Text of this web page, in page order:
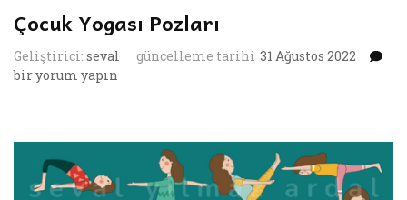
Çocuk Yogası Pozları
Geliştirici: seval güncelleme tarihi 31 Ağustos 2022
bir yorum yapın